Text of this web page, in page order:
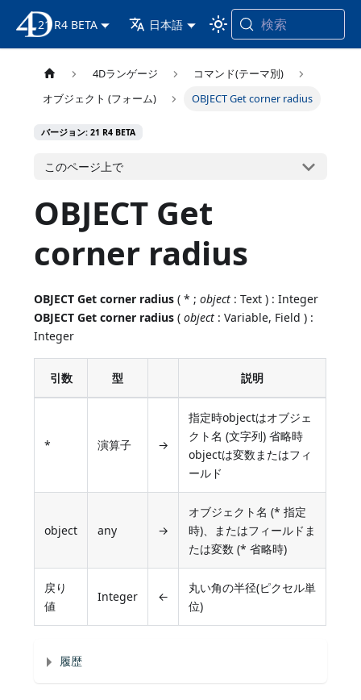
4D ドキュメンテーション
21 R4 BETA 日本語 検索
4Dランゲージ
コマンド(テーマ別)
オブジェクト (フォーム)
OBJECT Get corner radius
バージョン: 21 R4 BETA
このページ上で
OBJECT Get
corner radius
OBJECT Get corner radius ( * ;object : Text ) : Integer
OBJECT Get corner radius (object : Variable, Field ) :
Integer
引数 型 説明
* 演算子 →
指定時objectはオブジェ
クト名 (文字列) 省略時
objectは変数またはフィ
ールド
object any →
オブジェクト名 (* 指定
時)、またはフィールドま
たは変数 (* 省略時)
戻り
値
Integer ←
丸い角の半径(ピクセル単
位)
履歴